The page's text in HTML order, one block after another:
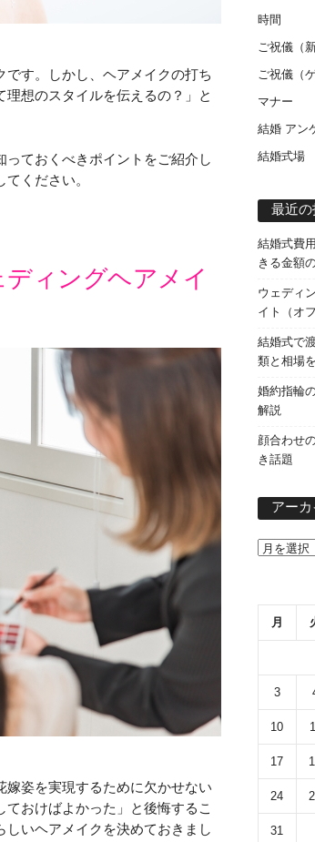
す。しかし、ヘアメイクの打ち
想のスタイルを伝えるの？」と
ておくべきポイントをご紹介し
ください。
ィングヘアメイ
姿を実現するために欠かせない
おけばよかった」と後悔するこ
いヘアメイクを決めておきまし
時間
ご祝儀（
ご祝儀（
マナー
結婚 アン
結婚式場
最近
結婚式費
きる金額
ウェディ
イト（オ
結婚式で
類と相場
婚約指輪
解説
顔合わせ
き話題
アー
月
3
10
17
24
31